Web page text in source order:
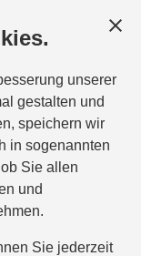
unserer
gestalten und
speichern wir
in sogenannten
Sie allen
und
Sie jederzeit